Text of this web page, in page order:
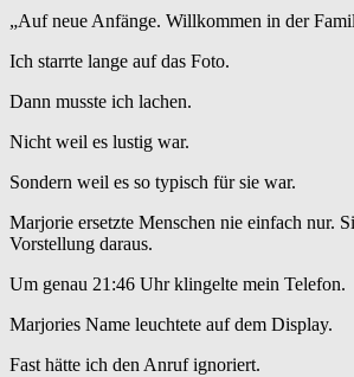
„Auf neue Anfänge. Willkommen in der
Ich starrte lange auf das Foto.
Dann musste ich lachen.
Nicht weil es lustig war.
Sondern weil es so typisch für sie war.
Marjorie ersetzte Menschen nie einfach nur.
Vorstellung daraus.
Um genau 21:46 Uhr klingelte mein Telefon.
Marjories Name leuchtete auf dem Display.
Fast hätte ich den Anruf ignoriert.